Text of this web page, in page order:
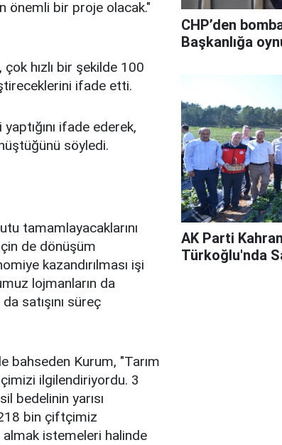
önemli bir proje olacak."
hızlı bir şekilde 100
ifade etti.
ifade ederek,
söyledi.
tamamlayacaklarını
de dönüşüm
kazandırılması işi
lojmanların da
satışını süreç
bahseden Kurum, "Tarım
ilgilendiriyordu. 3
bedelinin yarısı
bin çiftçimiz
almak istemeleri halinde
CHP’den
Başkanlığa
AK Parti
Türkoğlu'nda